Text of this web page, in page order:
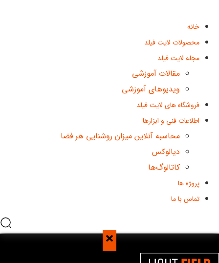
خانه
محصولات لایت فیلد
مجله لایت فیلد
مقالات آموزشی
ویدیوهای آموزشی
فروشگاه های لایت فیلد
اطلاعات فنی و ابزارها
محاسبه آنلاین میزان روشنایی هر فضا
دیالوکس
کاتالوگ‌ها
پروژه ها
تماس با ما